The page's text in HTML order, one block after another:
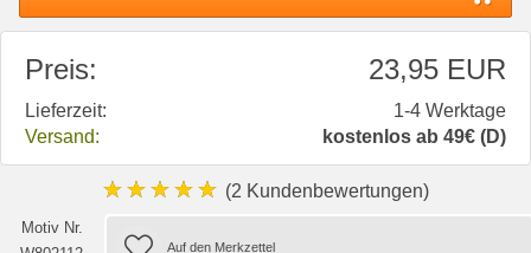
Preis: 23,95 EUR
Lieferzeit:
1-4 Werktage
Versand:
kostenlos ab 49€ (D)
★★★★★ (2 Kundenbewertungen)
Motiv Nr.